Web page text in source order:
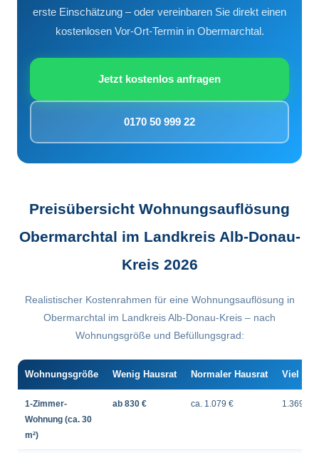
erste Einschätzung – oder vereinbaren Sie direkt einen
kostenlosen Vor-Ort-Termin in Obermarchtal.
Jetzt kostenlos anfragen
0170 50 999 22
Preisübersicht Wohnungsauflösung
Obermarchtal im Landkreis Alb-Donau-
Kreis 2026
Realistischer Kostenrahmen für eine Wohnungsauflösung in
Obermarchtal im Landkreis Alb-Donau-Kreis – nach
Wohnungsgröße und Befüllungsgrad:
Wohnungsgröße Wenig Hausrat Normaler Hausrat Viel
1-Zimmer-
Wohnung (ca. 30
m²)
ab 830 € ca. 1.079 € 1.369 €